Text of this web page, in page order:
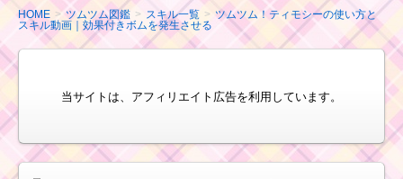
の
攻
略
び
方
HOME ツムツム図鑑 スキル一覧
ツムツム！ティモシーの使い方と
スキル動画｜効果付きボムを発生させる
当サイトは、アフィリエイト広告を利用しています。